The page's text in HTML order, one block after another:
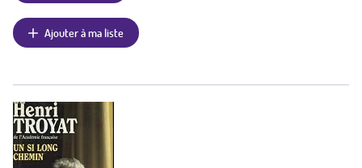
Ajouter à ma liste